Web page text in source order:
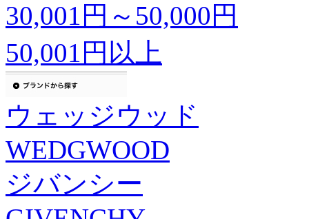
30,001円～50,000円
50,001円以上
ウェッジウッド
WEDGWOOD
ジバンシー